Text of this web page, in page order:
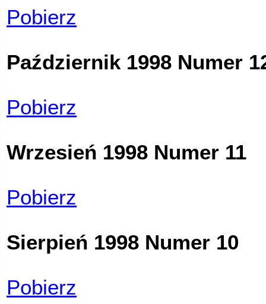
Pobierz
Październik 1998 Numer
Pobierz
Wrzesień 1998 Numer 11
Pobierz
Sierpień 1998 Numer 10
Pobierz